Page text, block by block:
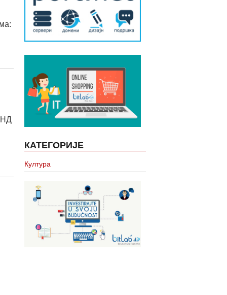
КАТЕГОРИЈЕ
Култура